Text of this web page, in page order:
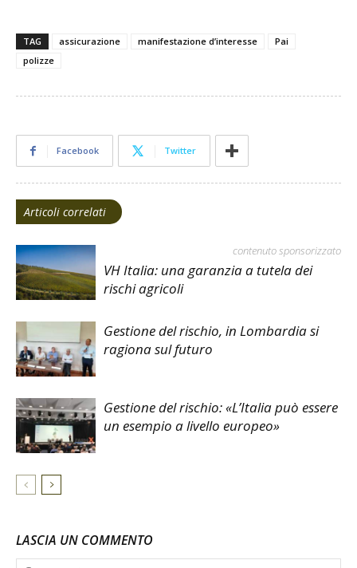
TAG assicurazione manifestazione d’interesse
Pai
polizze
Facebook Twitter
Articoli correlati
contenuto sponsorizzato
VH Italia: una garanzia a tutela dei
rischi agricoli
Gestione del rischio, in Lombardia si
ragiona sul futuro
Gestione del rischio: «L’Italia può essere
un esempio a livello europeo»
LASCIA UN COMMENTO